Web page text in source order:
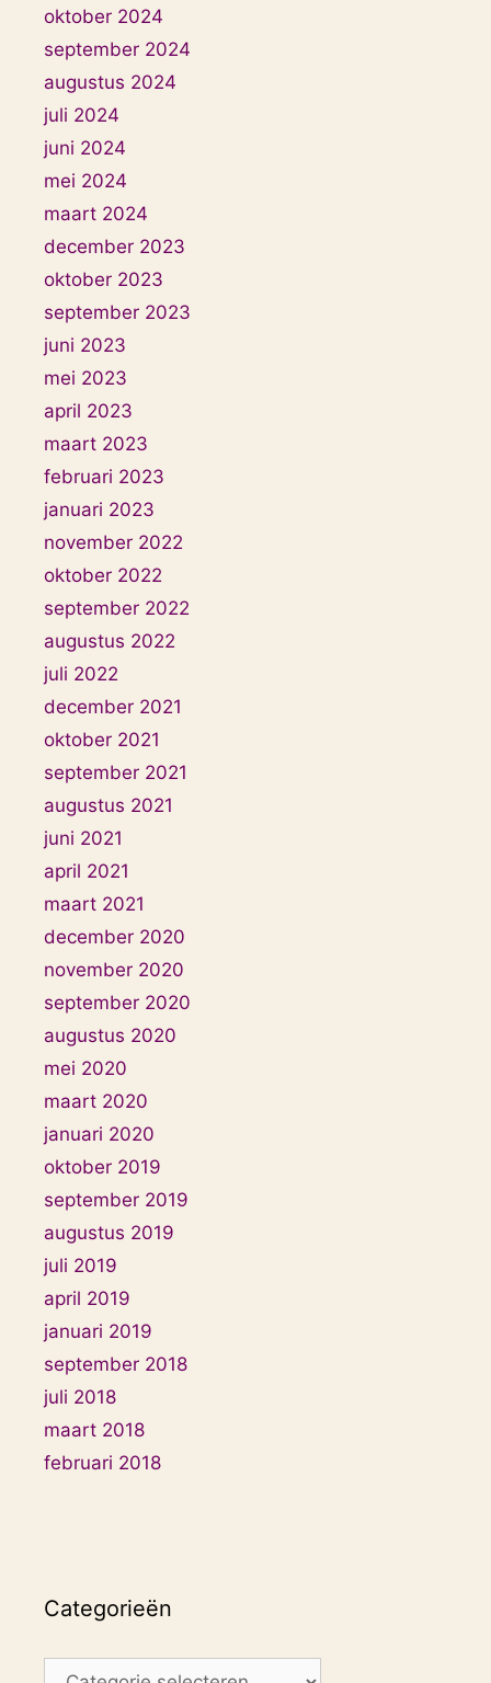
oktober 2024
september 2024
augustus 2024
juli 2024
juni 2024
mei 2024
maart 2024
december 2023
oktober 2023
september 2023
juni 2023
mei 2023
april 2023
maart 2023
februari 2023
januari 2023
november 2022
oktober 2022
september 2022
augustus 2022
juli 2022
december 2021
oktober 2021
september 2021
augustus 2021
juni 2021
april 2021
maart 2021
december 2020
november 2020
september 2020
augustus 2020
mei 2020
maart 2020
januari 2020
oktober 2019
september 2019
augustus 2019
juli 2019
april 2019
januari 2019
september 2018
juli 2018
maart 2018
februari 2018
Categorieën
Categorieën